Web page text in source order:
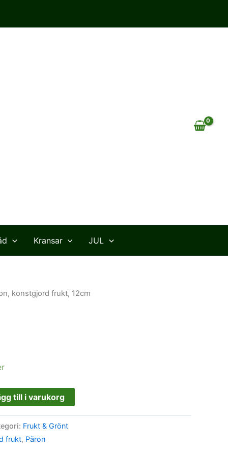
Kransar JUL
konstgjord frukt, 12cm
till i varukorg
Frukt & Grönt
frukt, Päron